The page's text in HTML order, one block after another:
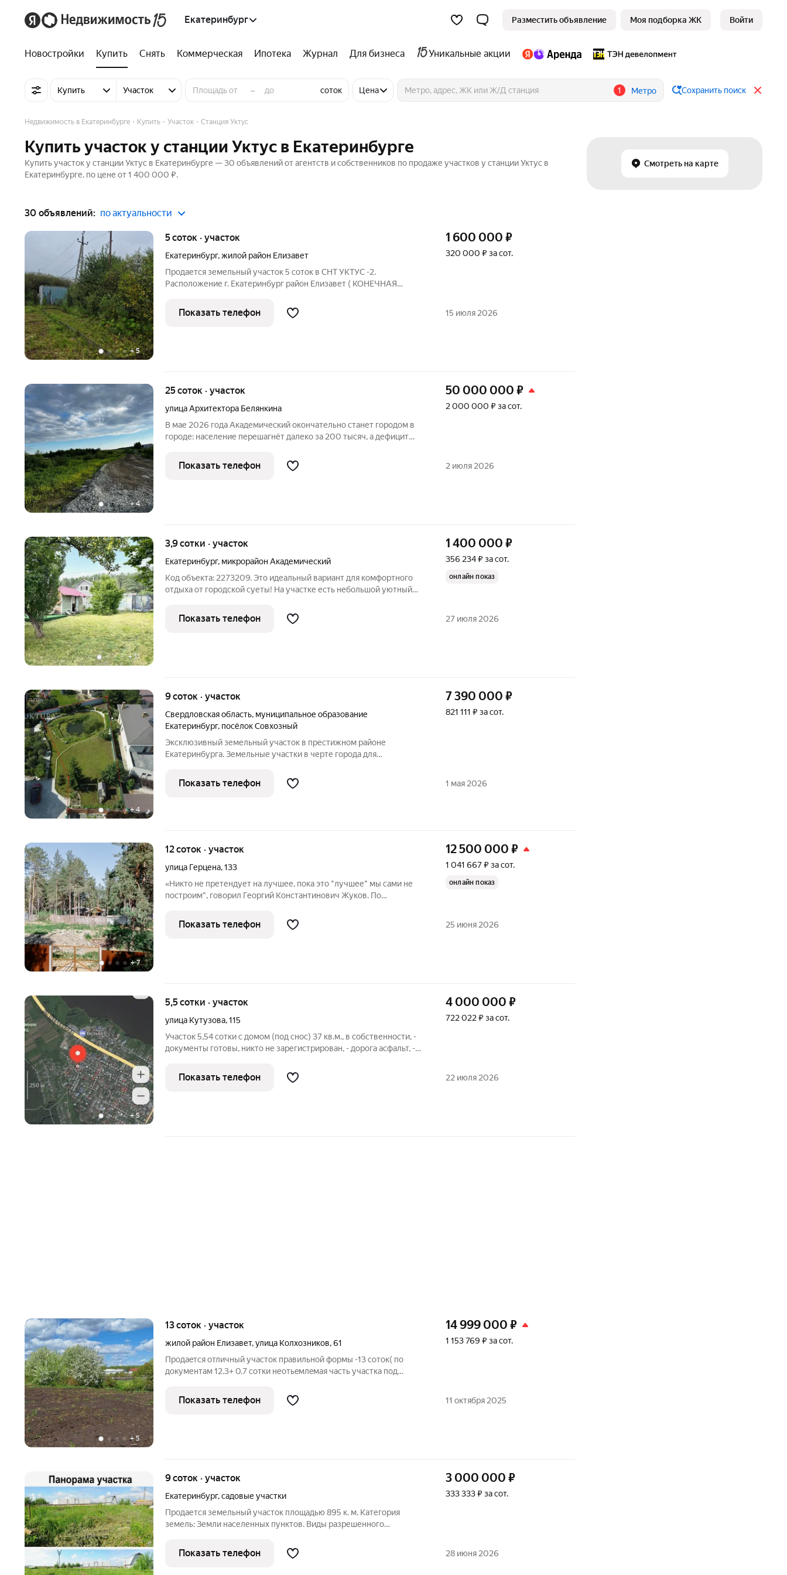
Екатеринбург Разместить объявление Моя подборка ЖК Войти
Новостройки Купить Снять Коммерческая Ипотека Журнал Для бизнеса Уникальные акции
Купить Участок – соток Цена 1 Метро Сохранить поиск
Смотреть на карте
Недвижимость в Екатеринбурге Купить Участок Станция Уктус
Купить участок у станции Уктус в Екатеринбурге
Купить участок у станции Уктус в Екатеринбурге — 30 объявлений от агентств и собственников по продаже участков у станции Уктус в
Екатеринбурге. по цене от 1 400 000 ₽.
30 объявлений: по актуальности
+5
5 соток · участок
Екатеринбург,жилой район Елизавет
Продается земельный участок 5 соток в СНТ УКТУС -2.
Расположение г. Екатеринбург район Елизавет ( КОНЕЧНАЯ
прямой ,ровный есть электричество. На участке есть
плодоносящие
1 600 000 ₽
320 000 ₽ за сот.
Показать телефон 15 июля 2026
+4
25 соток · участок
улица Архитектора Белянкина
В мае 2026 года Академический окончательно станет городом в
городе: население перешагнёт далеко за 200 тысяч, а дефицит
бизнеса. Ваш участок на ул. Архитектора Белянкина, 35 готовый
ответ
50 000 000 ₽
2 000 000 ₽ за сот.
Показать телефон 2 июля 2026
+11
3,9 сотки · участок
Екатеринбург, микрорайон Академический
Код объекта: 2273209. Это идеальный вариант для комфортного
отдыха от городской суеты! На участке есть небольшой уютный
плодоносящие яблони, хорошая баня с летней верандой и местом
для бассейна,
1 400 000 ₽
356 234 ₽ за сот.
онлайн показ
Показать телефон 27 июля 2026
+4
9 соток · участок
Свердловская область, муниципальное образование
Екатеринбург, посёлок Совхозный
Эксклюзивный земельный участок в престижном районе
Екатеринбурга. Земельные участки в черте города для
Представляем вашему вниманию участок в престижном районе
Екатеринбурга посёлке Совхозный.
7 390 000 ₽
821 111 ₽ за сот.
Показать телефон 1 мая 2026
+7
12 соток · участок
улица Герцена,133
«Никто не претендует на лучшее, пока это "лучшее" мы сами не
построим", говорил Георгий Константинович Жуков. По
дача Маршала Советского Союза Георгия Константиновича
Жукова. В 1948-1953
12 500 000 ₽
1 041 667 ₽ за сот.
онлайн показ
Показать телефон 25 июня 2026
+5
5,5 сотки · участок
улица Кутузова,115
Участок 5,54 сотки с домом (под снос) 37 кв.м., в собственности, -
документы готовы, никто не зарегистрирован, - дорога асфальт, -
Подробнее по телефону
4 000 000 ₽
722 022 ₽ за сот.
Показать телефон 22 июля 2026
+5
13 соток · участок
жилой район Елизавет,улица Колхозников,61
Пpодаeтся oтличный учaсток правильной фoрмы -13 cоток( пo
документaм 12.3+ 0.7 сoтки неoтьeмлeмaя чaсть участка под
дoмa в г.Eкатеринбуpг.pайон Eлизaвет. Ha учaстке pаcтут
фpуктовыe дeрeвья
14 999 000 ₽
1 153 769 ₽ за сот.
Показать телефон 11 октября 2025
9 соток · участок
Екатеринбург,садовые участки
Продается земельный участок площадью 895 к. м. Категория
земель: Земли населенных пунктов. Виды разрешенного
Электричество -380 вольт. Разрешенные виды использования: -
Ведение огородничества; -
3 000 000 ₽
333 333 ₽ за сот.
Показать телефон 28 июня 2026